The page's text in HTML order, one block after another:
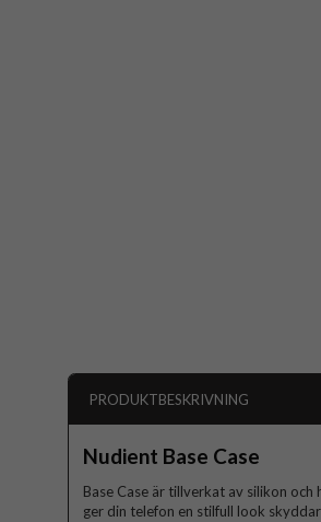
PRODUKTBESKRIVNING
Nudient Base Case
Base Case är tillverkat av silikon
ger din telefon en stilfull look